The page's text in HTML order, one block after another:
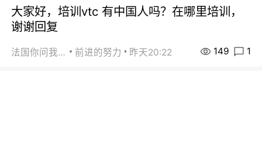
大家好，培训vtc 有中国人吗？在哪里培训，
谢谢回复
法国你问我答 前进的努力 昨天20:22 149 1